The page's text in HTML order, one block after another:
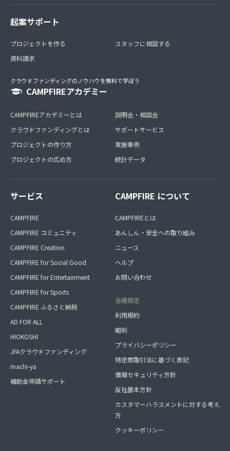
起案サポート
プロジェクトを作る
資料請求
スタッフに相談する
クラウドファンディングのノウハウを無料で学ぼう
CAMPFIREアカデミー
CAMPFIREアカデミーとは
クラウドファンディングとは
プロジェクトの作り方
プロジェクトの広め方
説明会・相談会
サポートサービス
実施事例
統計データ
サービス
CAMPFIRE
CAMPFIRE コミュニティ
CAMPFIRE Creation
CAMPFIRE for Social Good
CAMPFIRE for Entertainment
CAMPFIRE for Sports
CAMPFIRE ふるさと納税
AD FOR ALL
HIOKOSHI
JFAクラウドファンディング
machi-ya
補助金申請サポート
CAMPFIRE について
CAMPFIREとは
あんしん・安全への取り組み
ニュース
ヘルプ
お問い合わせ
各種規定
利用規約
細則
プライバシーポリシー
特定商取引法に基づく表記
情報セキュリティ方針
反社基本方針
カスタマーハラスメントに対する考え
方
クッキーポリシー